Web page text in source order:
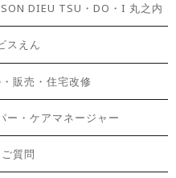
DIEU TSU・DO・I 丸之内
スえん
販売・住宅改修
ー・ケアマネージャー
質問